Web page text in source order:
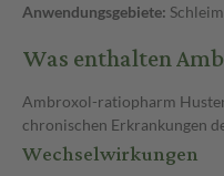
Anwendungsgebiete:
Was enthalten
Ambroxol-ratiopharm
chronischen Erkrankungen
Wechselwirkungen